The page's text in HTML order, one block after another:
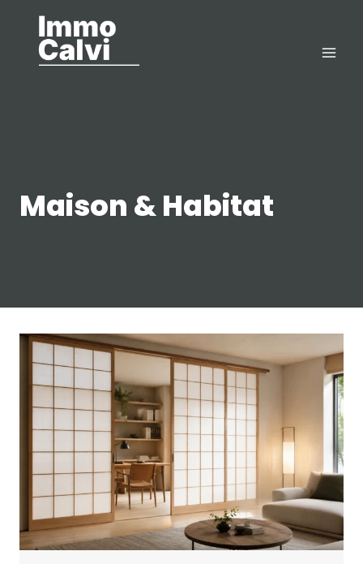
contenu
Maison & Habitat